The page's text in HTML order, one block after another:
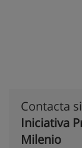
Contacta
Iniciativa
Milenio